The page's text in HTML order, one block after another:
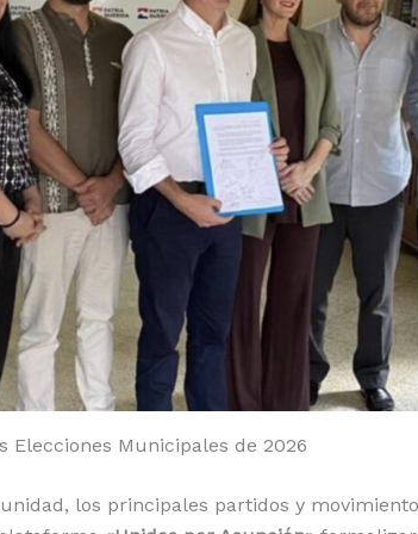
ti
r
Elecciones Municipales de 2026
los principales partidos y